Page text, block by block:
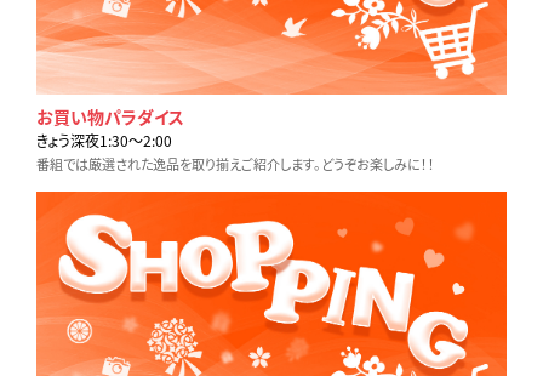
お買い物パラダイス
きょう深夜1:30〜2:00
番組では厳選された逸品を取り揃えご紹介します。どうぞお楽しみに！！